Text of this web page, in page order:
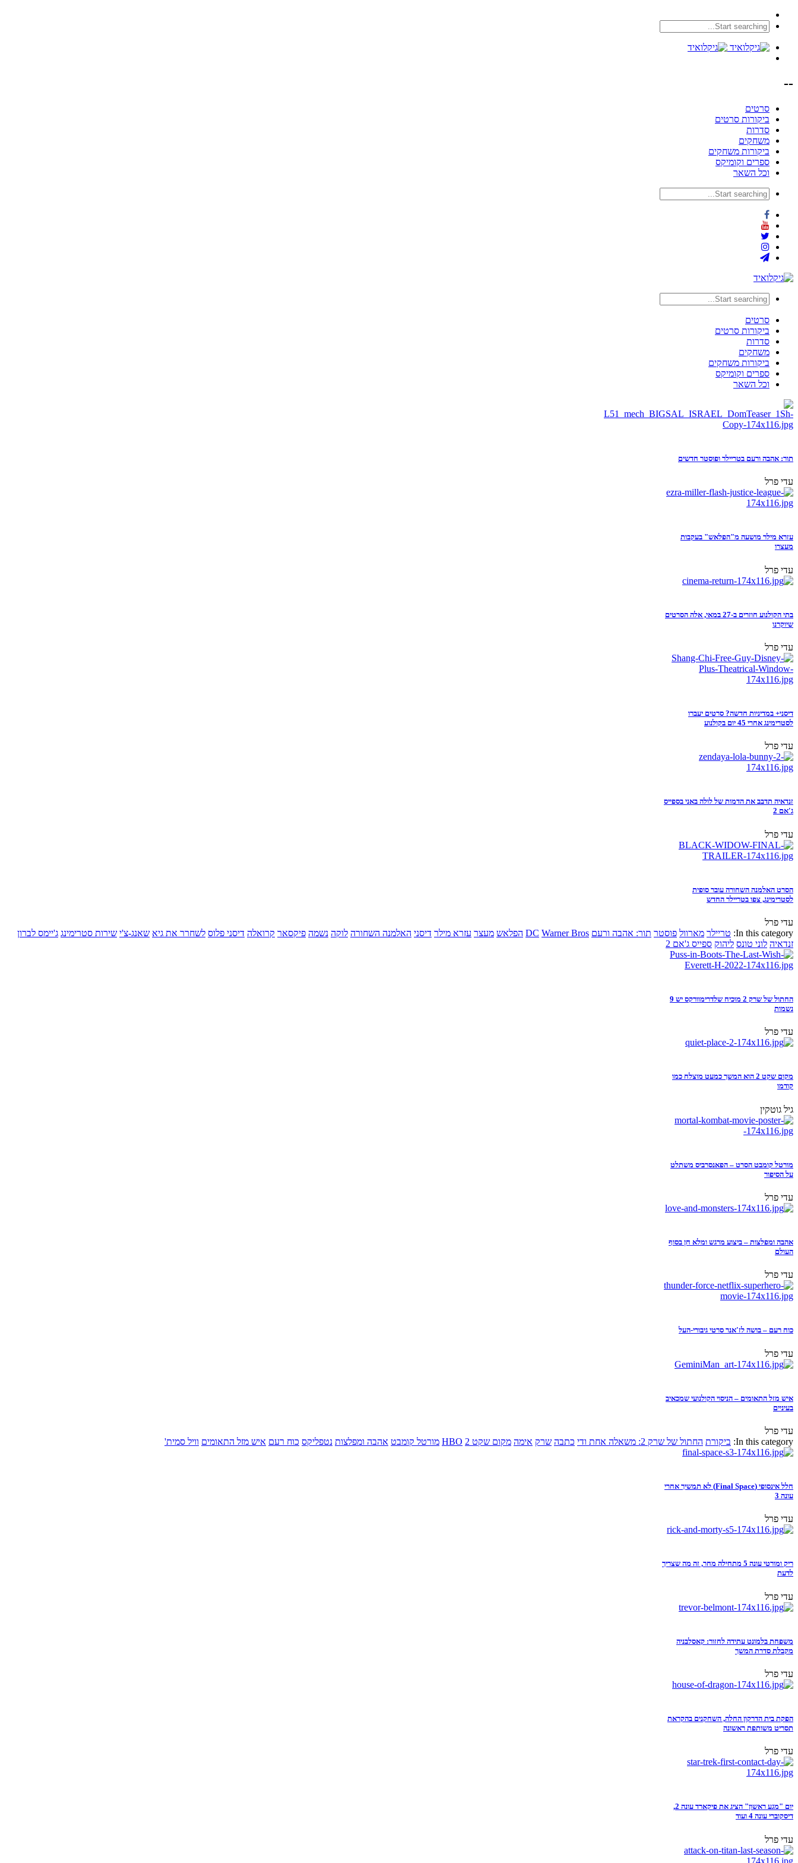
--
סרטים
ביקורות סרטים
סדרות
משחקים
ביקורות משחקים
ספרים וקומיקס
וכל השאר
סרטים
ביקורות סרטים
סדרות
משחקים
ביקורות משחקים
ספרים וקומיקס
וכל השאר
תור: אהבה ורעם בטריילר ופוסטר חדשים
עדי פרל
עזרא מילר מושעה מ"הפלאש" בעקבות
מעצרו
עדי פרל
בתי הקולנוע חוזרים ב-27 במאי, אלה הסרטים
שיוקרנו
עדי פרל
דיסני+ במדיניות חדשה? סרטים יעברו
לסטרימינג אחרי 45 יום בקולנוע
עדי פרל
זנדאיה תדבב את הדמות של לולה באני בספייס
ג'אם 2
עדי פרל
הסרט האלמנה השחורה עובר סופית
לסטרימינג, צפו בטריילר החדש
עדי פרל
In this category: טריילר מארוול פוסטר תור: אהבה ורעם DC Warner Bros הפלאש מעצר עזרא מילר דיסני האלמנה השחורה לוקה נשמה פיקסאר קרואלה דיסני פלוס לשחרר את גיא שאנג-צ'י שירות סטרימינג ג'יימס לברון
זנדאיה לוני טונס ליהוק ספייס ג'אם 2
החתול של שרק 2 מוכיח שלדרימוורקס יש 9
נשמות
עדי פרל
מקום שקט 2 הוא המשך כמעט מוצלח כמו
קודמו
גיל גוטקין
מורטל קומבט הסרט – הפאנסרביס משתלט
על הסיפור
עדי פרל
אהבה ומפלצות – ביצוע מרגש ומלא חן בסוף
העולם
עדי פרל
כוח רעם – בושה לז'אנר סרטי גיבורי-העל
עדי פרל
איש מזל התאומים – הניסוי הקולנועי שמכאיב
בעיניים
עדי פרל
In this category: ביקורת החתול של שרק 2: משאלה אחת ודי כתבה שרק אימה מקום שקט 2 HBO מורטל קומבט אהבה ומפלצות נטפליקס כוח רעם איש מזל התאומים וויל סמית'
חלל אינסופי (Final Space) לא תמשיך אחרי
עונה 3
עדי פרל
ריק ומורטי עונה 5 מתחילה מחר, זה מה שצריך
לדעת
עדי פרל
משפחת בלמונט עתידה לחזור: קאסלבניה
מקבלת סדרת המשך
עדי פרל
הפקת בית הדרקון החלה, השחקנים בהקראת
תסריט משותפת ראשונה
עדי פרל
יום "מגע ראשון" הציג את פיקארד עונה 2,
דיסקוברי עונה 4 ועוד
עדי פרל